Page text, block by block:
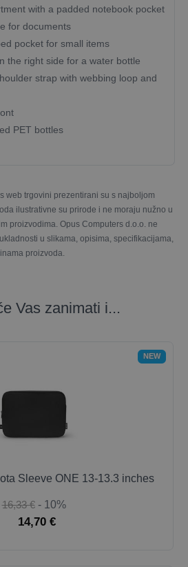
with a padded notebook pocket
for documents
pocket for small items
the right side for a water bottle
strap with webbing loop and
PET bottles
web trgovini prezentirani su s najboljom
ilustrativne su prirode i ne moraju nužno u
proizvodima. Opus Computers d.o.o. ne
u slikama, opisima, specifikacijama,
proizvoda.
Vas zanimati i...
NEW
Sleeve ONE 13-13.3 inches
16,33 € - 10%
14,70 €